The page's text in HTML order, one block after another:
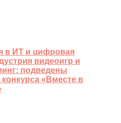
в ИТ и цифровая
видеоигр и
подведены
«Вместе в